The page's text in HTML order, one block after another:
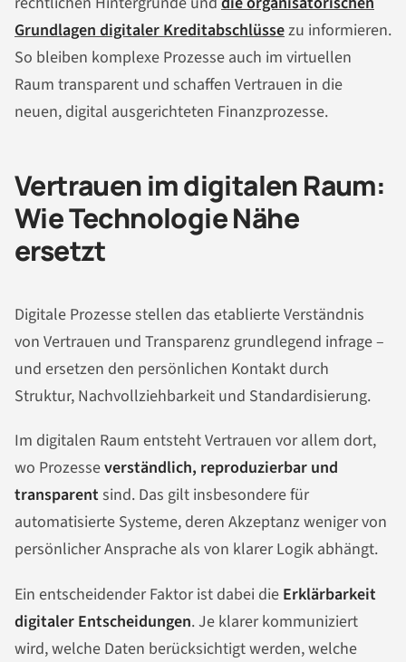
Grundlagen digitaler Kreditabschlüssezu informieren.
So bleiben komplexe Prozesse auch im virtuellen
Raum transparent und schaffen Vertrauen in die
neuen, digital ausgerichteten Finanzprozesse.
Vertrauen im digitalen Raum:
Wie Technologie Nähe
ersetzt
Digitale Prozesse stellen das etablierte Verständnis
von Vertrauen und Transparenz grundlegend infrage –
und ersetzen den persönlichen Kontakt durch
Struktur, Nachvollziehbarkeit und Standardisierung.
Im digitalen Raum entsteht Vertrauen vor allem dort,
wo Prozesseverständlich, reproduzierbar und
transparentsind. Das gilt insbesondere für
automatisierte Systeme, deren Akzeptanz weniger von
persönlicher Ansprache als von klarer Logik abhängt.
Ein entscheidender Faktor ist dabei die Erklärbarkeit
digitaler Entscheidungen. Je klarer kommuniziert
wird, welche Daten berücksichtigt werden, welche